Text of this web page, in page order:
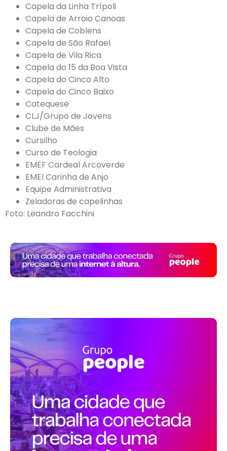
Capela da Linha Trípoli
Capela de Arroio Canoas
Capela de Coblens
Capela de São Rafael
Capela de Vila Rica
Capela do 15 da Boa Vista
Capela do Cinco Alto
Capela do Cinco Baixo
Catequese
CLJ/Grupo de Jovens
Clube de Mães
Cursilho
Curso de Teologia
EMEF Cardeal Arcoverde
EMEI Carinha de Anjo
Equipe Administrativa
Zeladoras de capelinhas
Foto: Leandro Facchini